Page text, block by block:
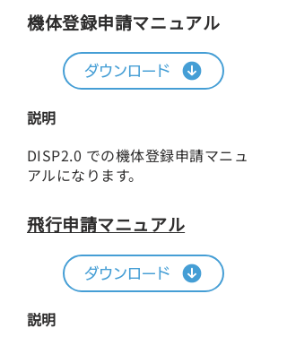
機体登録申請マニュアル
ダウンロード
説明
DISP2.0 での機体登録申請マニュ
アルになります。
飛行申請マニュアル
ダウンロード
説明